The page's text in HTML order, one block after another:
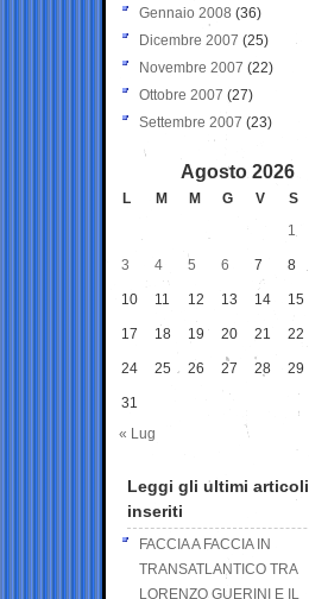
Gennaio 2008 (36)
Dicembre 2007 (25)
Novembre 2007 (22)
Ottobre 2007 (27)
Settembre 2007 (23)
Agosto 2026
L M M G V S
1
3 4 5 6 7 8
10 11 12 13 14 15
17 18 19 20 21 22
24 25 26 27 28 29
31
« Lug
Leggi gli ultimi articoli
inseriti
FACCIA A FACCIA IN
TRANSATLANTICO TRA
LORENZO GUERINI E IL